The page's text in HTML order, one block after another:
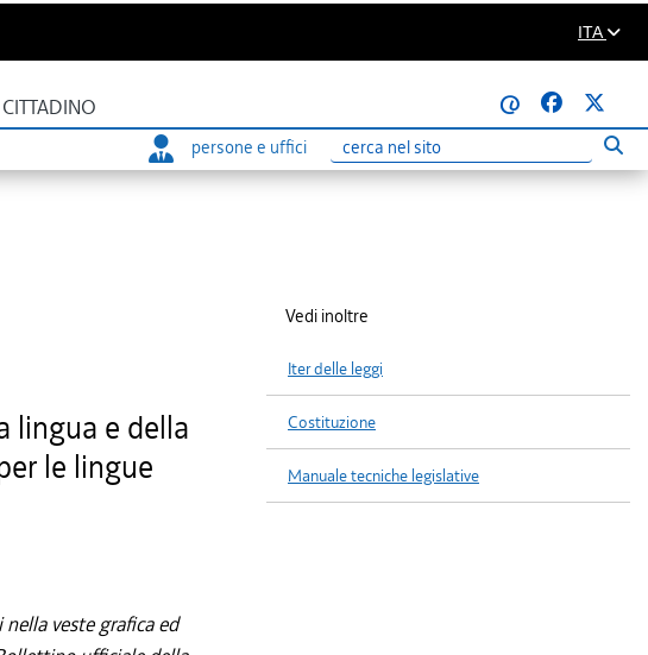
ITA
@
persone e uffici
Ricerca
lingua e della
le lingue
veste grafica ed
Vedi inoltre
Iter delle leggi
Costituzione
Manuale tecniche legislative